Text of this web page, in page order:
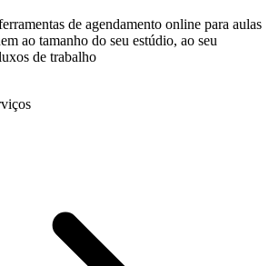
de agendamento online para aulas
ao tamanho do seu estúdio, ao seu
de trabalho